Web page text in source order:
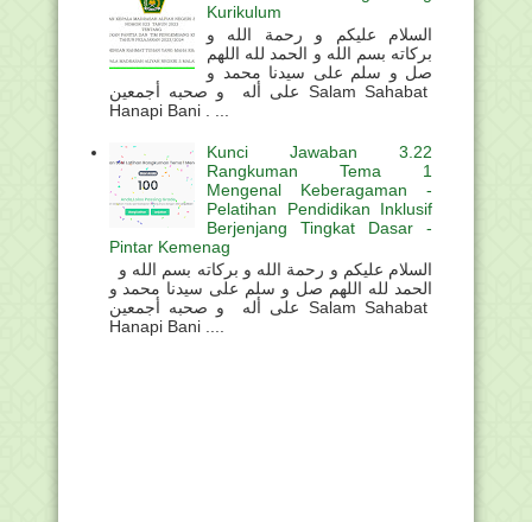
Kurikulum
السلام عليكم و رحمة الله و
بركاته بسم الله و الحمد لله اللهم
صل و سلم على سيدنا محمد و
على أله و صحبه أجمعين Salam Sahabat
Hanapi Bani . ...
Kunci Jawaban 3.22
Rangkuman Tema 1
Mengenal Keberagaman -
Pelatihan Pendidikan Inklusif
Berjenjang Tingkat Dasar -
Pintar Kemenag
الحمد لله اللهم صل و سلم على سيدنا محمد و
على أله و صحبه أجمعين Salam Sahabat
Hanapi Bani ....